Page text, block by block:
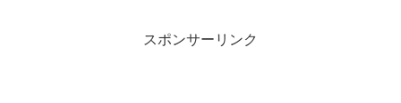
スポンサーリンク